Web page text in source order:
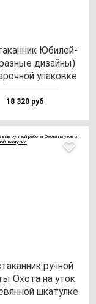
Юби­лей­
ди­зай­ны)
упа­ков­ке
18 320 руб
руч­ной
Охо­та на уток
шка­тул­ке